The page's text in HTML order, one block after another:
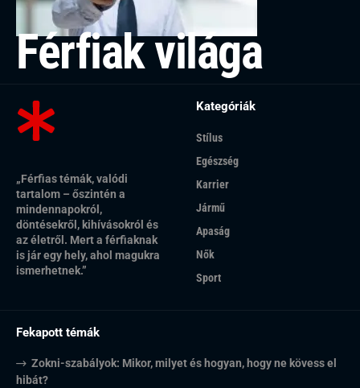
Férfiak világa
„Férfias témák, valódi
tartalom – őszintén a
mindennapokról,
döntésekről, kihívásokról és
az életről. Mert a férfiaknak
is jár egy hely, ahol magukra
ismerhetnek.”
Kategóriák
Stílus
Egészség
Karrier
Jármű
Apaság
Nők
Sport
Fekapott témák
Zokni-szabályok: Mikor, milyet és hogyan, hogy ne kövess el
hibát?